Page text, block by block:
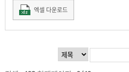
엑셀 다운로드